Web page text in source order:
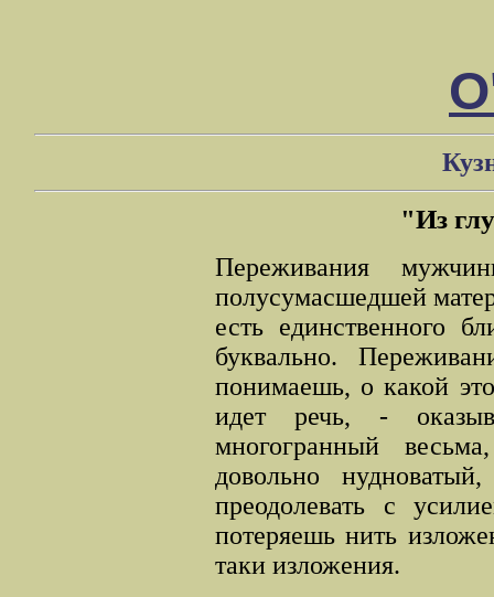
"Из
Переживания
полусумасшедшей
есть единственного
буквально.
понимаешь, о какой
идет речь, -
многогранный
довольно
преодолевать с
потеряешь нить
таки изложения.